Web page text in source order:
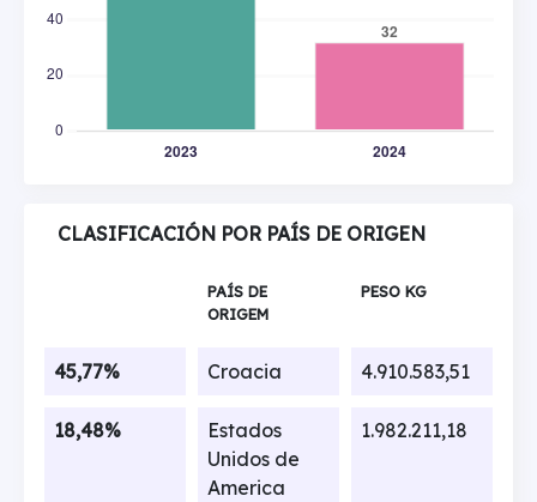
CLASIFICACIÓN POR PAÍS DE ORIGEN
PAÍS DE
ORIGEM
PESO KG
45,77% Croacia 4.910.583,51
18,48%
Estados
Unidos de
America
1.982.211,18